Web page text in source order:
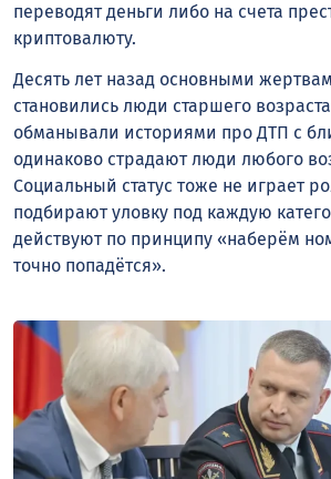
переводят деньги либо на счета
криптовалюту.
Десять лет назад основными
становились люди старшего
обманывали историями про ДТП с
одинаково страдают люди любого
Социальный статус тоже не играет
подбирают уловку под каждую
действуют по принципу «наберём
точно попадётся».